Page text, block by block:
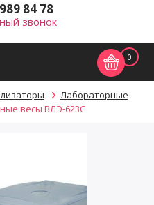
84 78
звонок
0
Лабораторные
весы ВЛЭ-623С